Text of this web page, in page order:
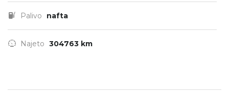
Palivo nafta
Najeto 304763 km